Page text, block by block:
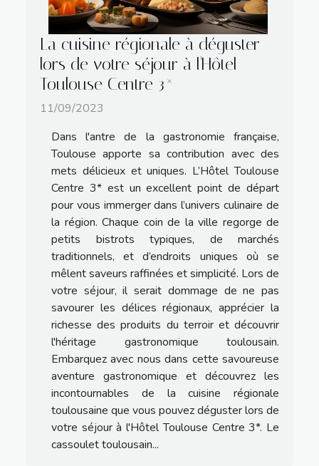
La cuisine régionale à déguster
lors de votre séjour à l'Hôtel
Toulouse Centre 3*
11/09/2023
Dans l'antre de la gastronomie française,
Toulouse apporte sa contribution avec des
mets délicieux et uniques. L’Hôtel Toulouse
Centre 3* est un excellent point de départ
pour vous immerger dans l’univers culinaire de
la région. Chaque coin de la ville regorge de
petits bistrots typiques, de marchés
traditionnels, et d’endroits uniques où se
mêlent saveurs raffinées et simplicité. Lors de
votre séjour, il serait dommage de ne pas
savourer les délices régionaux, apprécier la
richesse des produits du terroir et découvrir
l'héritage gastronomique toulousain.
Embarquez avec nous dans cette savoureuse
aventure gastronomique et découvrez les
incontournables de la cuisine régionale
toulousaine que vous pouvez déguster lors de
votre séjour à l'Hôtel Toulouse Centre 3*. Le
cassoulet toulousain...